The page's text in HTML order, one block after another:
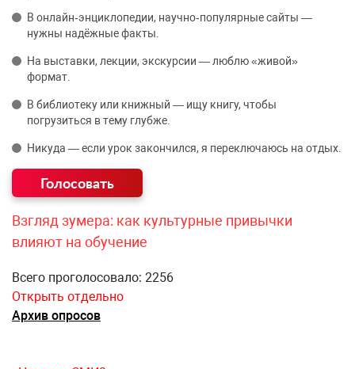
В онлайн‑энциклопедии, научно‑популярные сайты —
нужны надёжные факты.
На выставки, лекции, экскурсии — люблю «живой»
формат.
В библиотеку или книжный — ищу книгу, чтобы
погрузиться в тему глубже.
Никуда — если урок закончился, я переключаюсь на отдых.
Взгляд зумера: как культурные привычки
влияют на обучение
Всего проголосовало: 2256
Открыть отдельно
Архив опросов